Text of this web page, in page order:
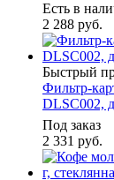
Есть в
2 288 руб.
Быстрый
Фильтр-
DLSC002,
Под заказ
2 331 руб.